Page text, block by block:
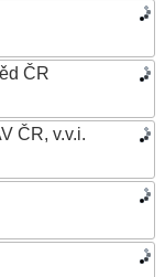
ČR
ČR, v.v.i.